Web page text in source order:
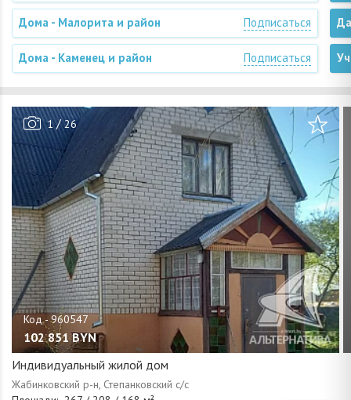
Дома - Малорита и район Подписаться
Дома - Каменец и район Подписаться
1/26
102 851 BYN
Индивидуальный жилой дом